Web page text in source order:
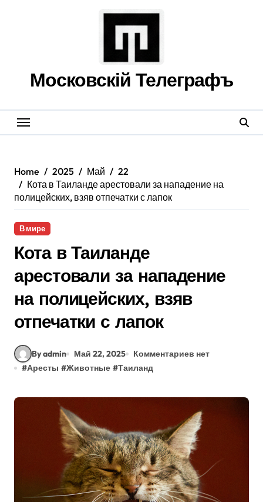
Московскій Телеграфъ
Home 2025 Май
22
Кота в Таиланде арестовали за нападение на
полицейских, взяв отпечатки с лапок
В мире
Кота в Таиланде
арестовали за нападение
на полицейских, взяв
отпечатки с лапок
By admin Май 22, 2025
Комментариев нет
#Аресты #Животные #Таиланд